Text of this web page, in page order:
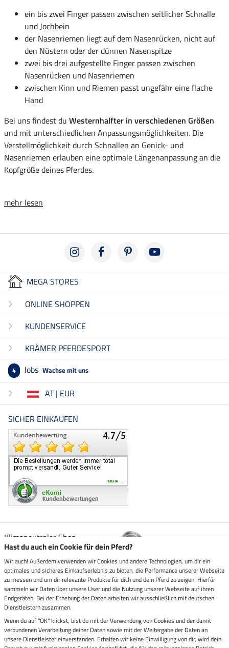
ein bis zwei Finger passen zwischen seitlicher Schnalle
und Jochbein
der Nasenriemen liegt auf dem Nasenrücken, nicht auf
den Nüstern oder der dünnen Nasenspitze
zwei bis drei aufgestellte Finger passen zwischen
Nasenrücken und Nasenriemen
zwischen Kinn und Riemen passt ungefähr eine flache
Hand
Bei uns findest du Westernhalfter in verschiedenen Größen
und mit unterschiedlichen Anpassungsmöglichkeiten. Die
Verstellmöglichkeit durch Schnallen an Genick- und
Nasenriemen erlauben eine optimale Längenanpassung an die
Kopfgröße deines Pferdes.
mehr lesen
MEGA STORES
ONLINE SHOPPEN
KUNDENSERVICE
KRÄMER PFERDESPORT
4 Jobs Wachse mit uns
AT | EUR
SICHER EINKAUFEN
Klimaneutraler Shop
Zustellung durch
Sicher bezahlen mit
Vorkasse
Hast du auch ein Cookie für dein Pferd?
Wir auch! Außerdem verwenden wir Cookies und andere Technologien, um dir ein
optimales und sicheres Einkaufserlebnis zu bieten, die Performance unserer Webseite
zu messen und um dir relevante Produkte für dich und dein Pferd zu zeigen! Hierfür
sammeln wir Daten über unsere User und die Nutzung unserer Webseite auf ihren
Endgeräten. Bei der Erhebung der Daten arbeiten wir ausschließlich mit deutschen
Dienstleistern zusammen.
Wenn du auf "OK" klickst, bist du mit der Verwendung von Cookies und der damit
verbundenen Verarbeitung deiner Daten sowie mit der Weitergabe der Daten an
unsere Dienstleister einverstanden. Erhalten wir keine Einwilligung von dir, wird dein